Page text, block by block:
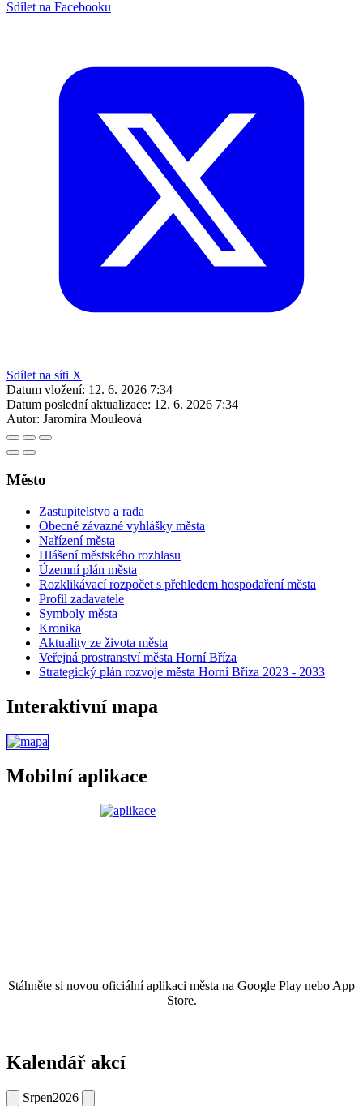
Sdílet na Facebooku
Sdílet na síti X
Datum vložení: 12. 6. 2026 7:34
Datum poslední aktualizace: 12. 6. 2026 7:34
Autor: Jaromíra Mouleová
Město
Zastupitelstvo a rada
Obecně závazné vyhlášky města
Nařízení města
Hlášení městského rozhlasu
Územní plán města
Rozklikávací rozpočet s přehledem hospodaření města
Profil zadavatele
Symboly města
Kronika
Aktuality ze života města
Veřejná prostranství města Horní Bříza
Strategický plán rozvoje města Horní Bříza 2023 - 2033
Interaktivní mapa
Mobilní aplikace
Stáhněte si novou oficiální aplikaci města na Google Play nebo App
Store.
Kalendář akcí
Srpen2026